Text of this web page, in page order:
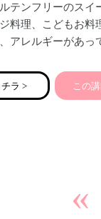
テンフリーのスイ
料理、こどもお料
アレルギーがあっ
お伝えしています。
ラ > この
«